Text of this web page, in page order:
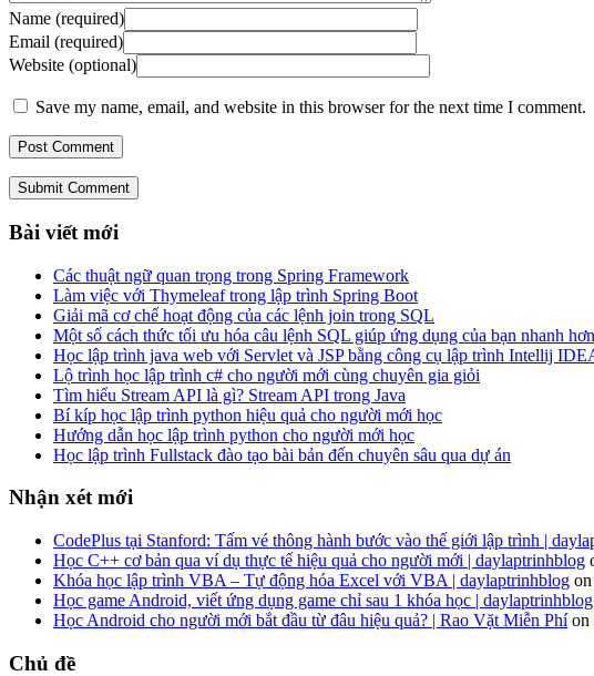
Name (required)
Email (required)
Website (optional)
Save my name, email, and website in this browser for the next time I comment.
Submit Comment
Bài viết mới
Các thuật ngữ quan trọng trong Spring Framework
Làm việc với Thymeleaf trong lập trình Spring Boot
Giải mã cơ chế hoạt động của các lệnh join trong SQL
Một số cách thức tối ưu hóa câu lệnh SQL giúp ứng dụng của bạn nhanh hơn
Học lập trình java web với Servlet và JSP bằng công cụ lập trình Intellij
Lộ trình học lập trình c# cho người mới cùng chuyên gia giỏi
Tìm hiểu Stream API là gì? Stream API trong Java
Bí kíp học lập trình python hiệu quả cho người mới học
Hướng dẫn học lập trình python cho người mới học
Học lập trình Fullstack đào tạo bài bản đến chuyên sâu qua dự án
Nhận xét mới
CodePlus tại Stanford: Tấm vé thông hành bước vào thế giới lập trình |
Học C++ cơ bản qua ví dụ thực tế hiệu quả cho người mới | daylaptrinhblog
Khóa học lập trình VBA – Tự động hóa Excel với VBA | daylaptrinhblog on
Học game Android, viết ứng dụng game chỉ sau 1 khóa học | daylaptrinhblog
Học Android cho người mới bắt đầu từ đâu hiệu quả? | Rao Vặt Miễn Phíon
Chủ đề